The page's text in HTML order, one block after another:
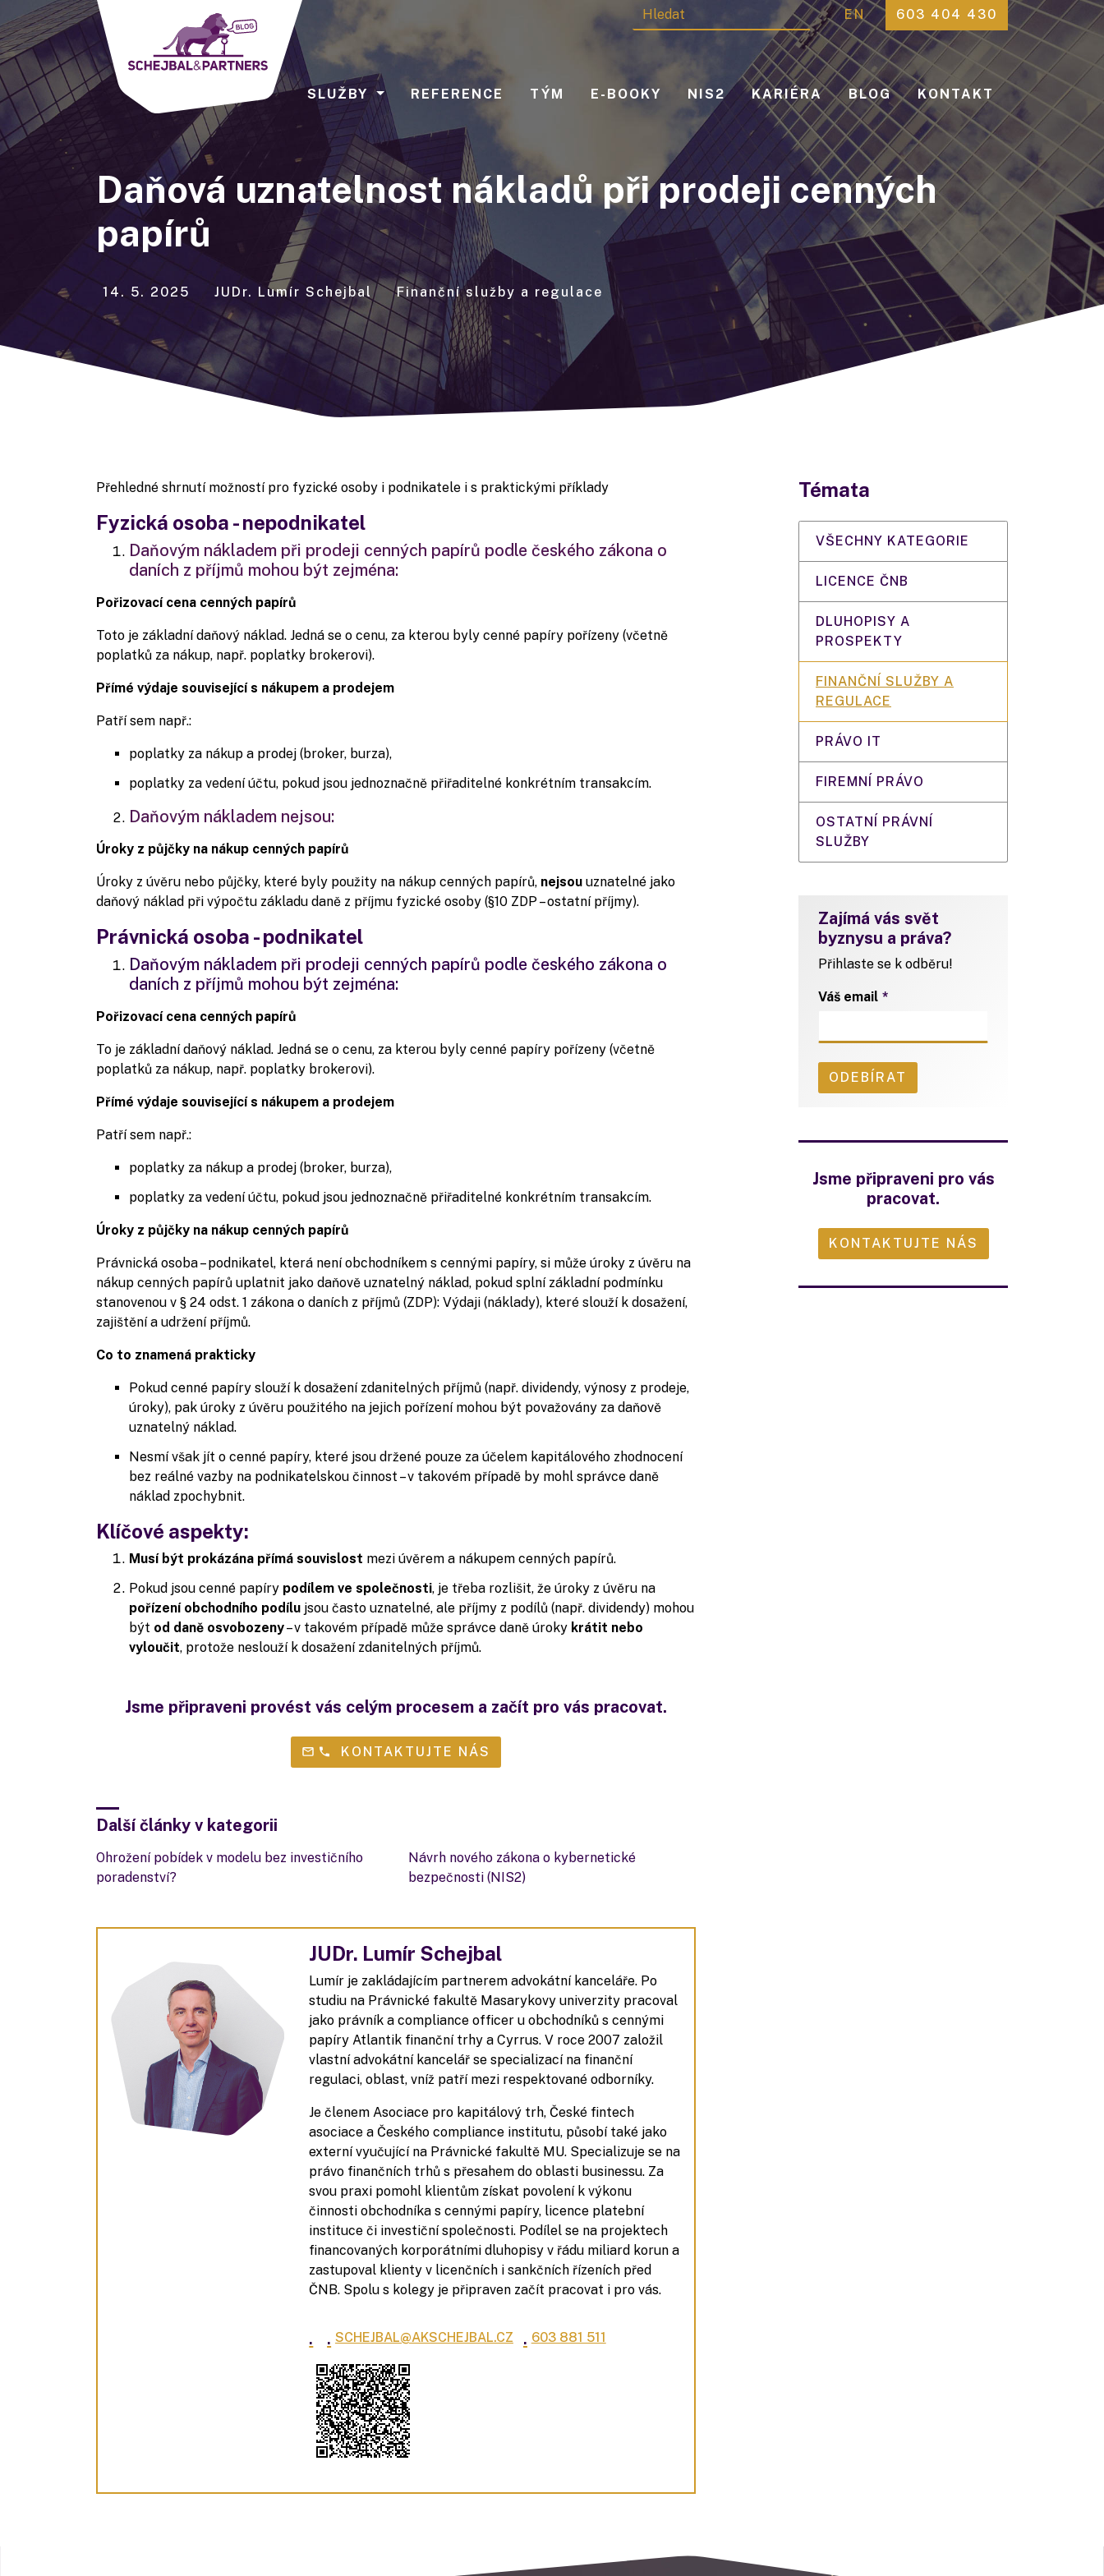
EN 603 404 430
SLUŽBY REFERENCE TÝM E-BOOKY NIS2 KARIÉRA BLOG KONTAKT
Daňová uznatelnost nákladů při prodeji cenných
papírů
14. 5. 2025 JUDr. Lumír Schejbal Finanční služby a regulace
Přehledné shrnutí možností pro fyzické osoby i podnikatele i s praktickými příklady
Fyzická osoba - nepodnikatel
Daňovým nákladem při prodeji cenných papírů podle českého zákona o
daních z příjmů mohou být zejména:
Pořizovací cena cenných papírů
Toto je základní daňový náklad. Jedná se o cenu, za kterou byly cenné papíry pořízeny (včetně
poplatků za nákup, např. poplatky brokerovi).
Přímé výdaje související s nákupem a prodejem
Patří sem např.:
poplatky za nákup a prodej (broker, burza),
poplatky za vedení účtu, pokud jsou jednoznačně přiřaditelné konkrétním transakcím.
Daňovým nákladem nejsou:
Úroky z půjčky na nákup cenných papírů
Úroky z úvěru nebo půjčky, které byly použity na nákup cenných papírů, nejsou uznatelné jako
daňový náklad při výpočtu základu daně z příjmu fyzické osoby (§10 ZDP – ostatní příjmy).
Právnická osoba - podnikatel
Daňovým nákladem při prodeji cenných papírů podle českého zákona o
daních z příjmů mohou být zejména:
Pořizovací cena cenných papírů
To je základní daňový náklad. Jedná se o cenu, za kterou byly cenné papíry pořízeny (včetně
poplatků za nákup, např. poplatky brokerovi).
Přímé výdaje související s nákupem a prodejem
Patří sem např.:
poplatky za nákup a prodej (broker, burza),
poplatky za vedení účtu, pokud jsou jednoznačně přiřaditelné konkrétním transakcím.
Úroky z půjčky na nákup cenných papírů
Právnická osoba – podnikatel, která není obchodníkem s cennými papíry, si může úroky z úvěru na
nákup cenných papírů uplatnit jako daňově uznatelný náklad, pokud splní základní podmínku
stanovenou v § 24 odst. 1 zákona o daních z příjmů (ZDP): Výdaji (náklady), které slouží k dosažení,
zajištění a udržení příjmů.
Co to znamená prakticky
Pokud cenné papíry slouží k dosažení zdanitelných příjmů (např. dividendy, výnosy z prodeje,
úroky), pak úroky z úvěru použitého na jejich pořízení mohou být považovány za daňově
uznatelný náklad.
Nesmí však jít o cenné papíry, které jsou držené pouze za účelem kapitálového zhodnocení
bez reálné vazby na podnikatelskou činnost – v takovém případě by mohl správce daně
náklad zpochybnit.
Klíčové aspekty:
Musí být prokázána přímá souvislost mezi úvěrem a nákupem cenných papírů.
Pokud jsou cenné papíry podílem ve společnosti, je třeba rozlišit, že úroky z úvěru na
pořízení obchodního podílu jsou často uznatelné, ale příjmy z podílů (např. dividendy) mohou
být od daně osvobozeny– v takovém případě může správce daně úroky krátit nebo
vyloučit, protože neslouží k dosažení zdanitelných příjmů.
Jsme připraveni provést vás celým procesem a začít pro vás pracovat.
KONTAKTUJTE NÁS
Další články v kategorii
Ohrožení pobídek v modelu bez investičního
poradenství?
Návrh nového zákona o kybernetické
bezpečnosti (NIS2)
JUDr. Lumír Schejbal
Lumír je zakládajícím partnerem advokátní kanceláře. Po
studiu na Právnické fakultě Masarykovy univerzity pracoval
jako právník a compliance officer u obchodníků s cennými
papíry Atlantik finanční trhy a Cyrrus. V roce 2007 založil
vlastní advokátní kancelář se specializací na finanční
regulaci, oblast, vníž patří mezi respektované odborníky.
Je členem Asociace pro kapitálový trh, České fintech
asociace a Českého compliance institutu, působí také jako
externí vyučující na Právnické fakultě MU. Specializuje se na
právo finančních trhů s přesahem do oblasti businessu. Za
svou praxi pomohl klientům získat povolení k výkonu
činnosti obchodníka s cennými papíry, licence platební
instituce či investiční společnosti. Podílel se na projektech
financovaných korporátními dluhopisy v řádu miliard korun a
zastupoval klienty v licenčních i sankčních řízeních před
ČNB. Spolu s kolegy je připraven začít pracovat i pro vás.
. . SCHEJBAL@AKSCHEJBAL.CZ . 603 881 511
Témata
VŠECHNY KATEGORIE
LICENCE ČNB
DLUHOPISY A
PROSPEKTY
FINANČNÍ SLUŽBY A
REGULACE
PRÁVO IT
FIREMNÍ PRÁVO
OSTATNÍ PRÁVNÍ
SLUŽBY
Zajímá vás svět
byznysu a práva?
Přihlaste se k odběru!
Váš email
Jsme připraveni pro vás
pracovat.
KONTAKTUJTE NÁS